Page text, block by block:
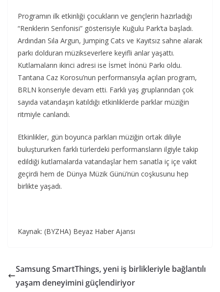
Programın ilk etkinliği çocukların ve gençlerin hazırladığı
“Renklerin Senfonisi” gösterisiyle Kuğulu Park’ta başladı.
Ardından Sıla Argun, Jumping Cats ve Kayıtsız sahne alarak
parkı dolduran müzikseverlere keyifli anlar yaşattı.
Kutlamaların ikinci adresi ise İsmet İnönü Parkı oldu.
Tantana Caz Korosu’nun performansıyla açılan program,
BRLN konseriyle devam etti. Farklı yaş gruplarından çok
sayıda vatandaşın katıldığı etkinliklerde parklar müziğin
ritmiyle canlandı.
Etkinlikler, gün boyunca parkları müziğin ortak diliyle
buluştururken farklı türlerdeki performansların ilgiyle takip
edildiği kutlamalarda vatandaşlar hem sanatla iç içe vakit
geçirdi hem de Dünya Müzik Günü’nün coşkusunu hep
birlikte yaşadı.
Kaynak: (BYZHA) Beyaz Haber Ajansı
Samsung SmartThings, yeni iş birlikleriyle bağlantılı
yaşam deneyimini güçlendiriyor